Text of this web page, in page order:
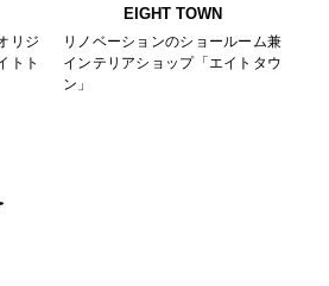
リジ
トト
EIGHT TOWN
リノベーションのショールーム兼
インテリアショップ「エイトタウ
ン」